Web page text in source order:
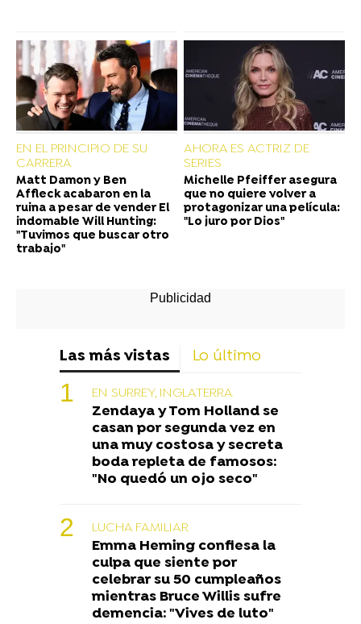
EN EL PRINCIPIO DE SU
CARRERA
Matt Damon y Ben
Affleck acabaron en la
ruina a pesar de vender El
indomable Will Hunting:
"Tuvimos que buscar otro
trabajo"
AHORA ES ACTRIZ DE
SERIES
Michelle Pfeiffer asegura
que no quiere volver a
protagonizar una película:
"Lo juro por Dios"
Las más vistas Lo último
EN SURREY, INGLATERRA
Zendaya y Tom Holland se
casan por segunda vez en
una muy costosa y secreta
boda repleta de famosos:
"No quedó un ojo seco"
LUCHA FAMILIAR
Emma Heming confiesa la
culpa que siente por
celebrar su 50 cumpleaños
mientras Bruce Willis sufre
demencia: "Vives de luto"